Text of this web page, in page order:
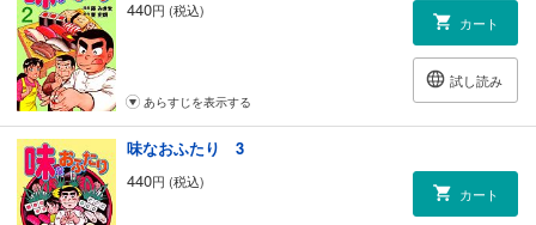
440円 (税込)
カート
試し読み
あらすじを表示する
味なおふたり 3
440円 (税込)
カート